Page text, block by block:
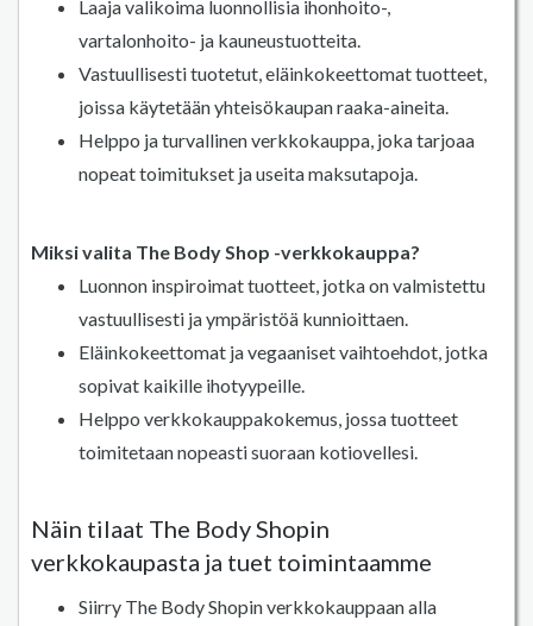
Laaja valikoima luonnollisia ihonhoito-,
vartalonhoito- ja kauneustuotteita.
Vastuullisesti tuotetut, eläinkokeettomat tuotteet,
joissa käytetään yhteisökaupan raaka-aineita.
Helppo ja turvallinen verkkokauppa, joka tarjoaa
nopeat toimitukset ja useita maksutapoja.
Miksi valita The Body Shop -verkkokauppa?
Luonnon inspiroimat tuotteet, jotka on valmistettu
vastuullisesti ja ympäristöä kunnioittaen.
Eläinkokeettomat ja vegaaniset vaihtoehdot, jotka
sopivat kaikille ihotyypeille.
Helppo verkkokauppakokemus, jossa tuotteet
toimitetaan nopeasti suoraan kotiovellesi.
Näin tilaat The Body Shopin
verkkokaupasta ja tuet toimintaamme
Siirry The Body Shopin verkkokauppaan alla